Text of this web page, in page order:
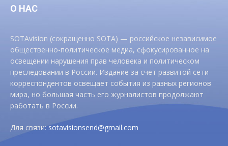
О НАС
SOTAvision (сокращенно SOTA) — российское независимое
общественно-политическое медиа, сфокусированное на
освещении нарушения прав человека и политическом
преследовании в России. Издание за счет развитой сети
корреспондентов освещает события из разных регионов
мира, но большая часть его журналистов продолжают
работать в России.
Для связи:sotavisionsend@gmail.com